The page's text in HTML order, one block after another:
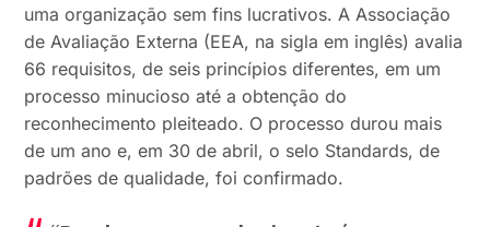
uma organização sem fins lucrativos. A Associação
de Avaliação Externa (EEA, na sigla em inglês) avalia
66 requisitos, de seis princípios diferentes, em um
processo minucioso até a obtenção do
reconhecimento pleiteado. O processo durou mais
de um ano e, em 30 de abril, o selo Standards, de
padrões de qualidade, foi confirmado.